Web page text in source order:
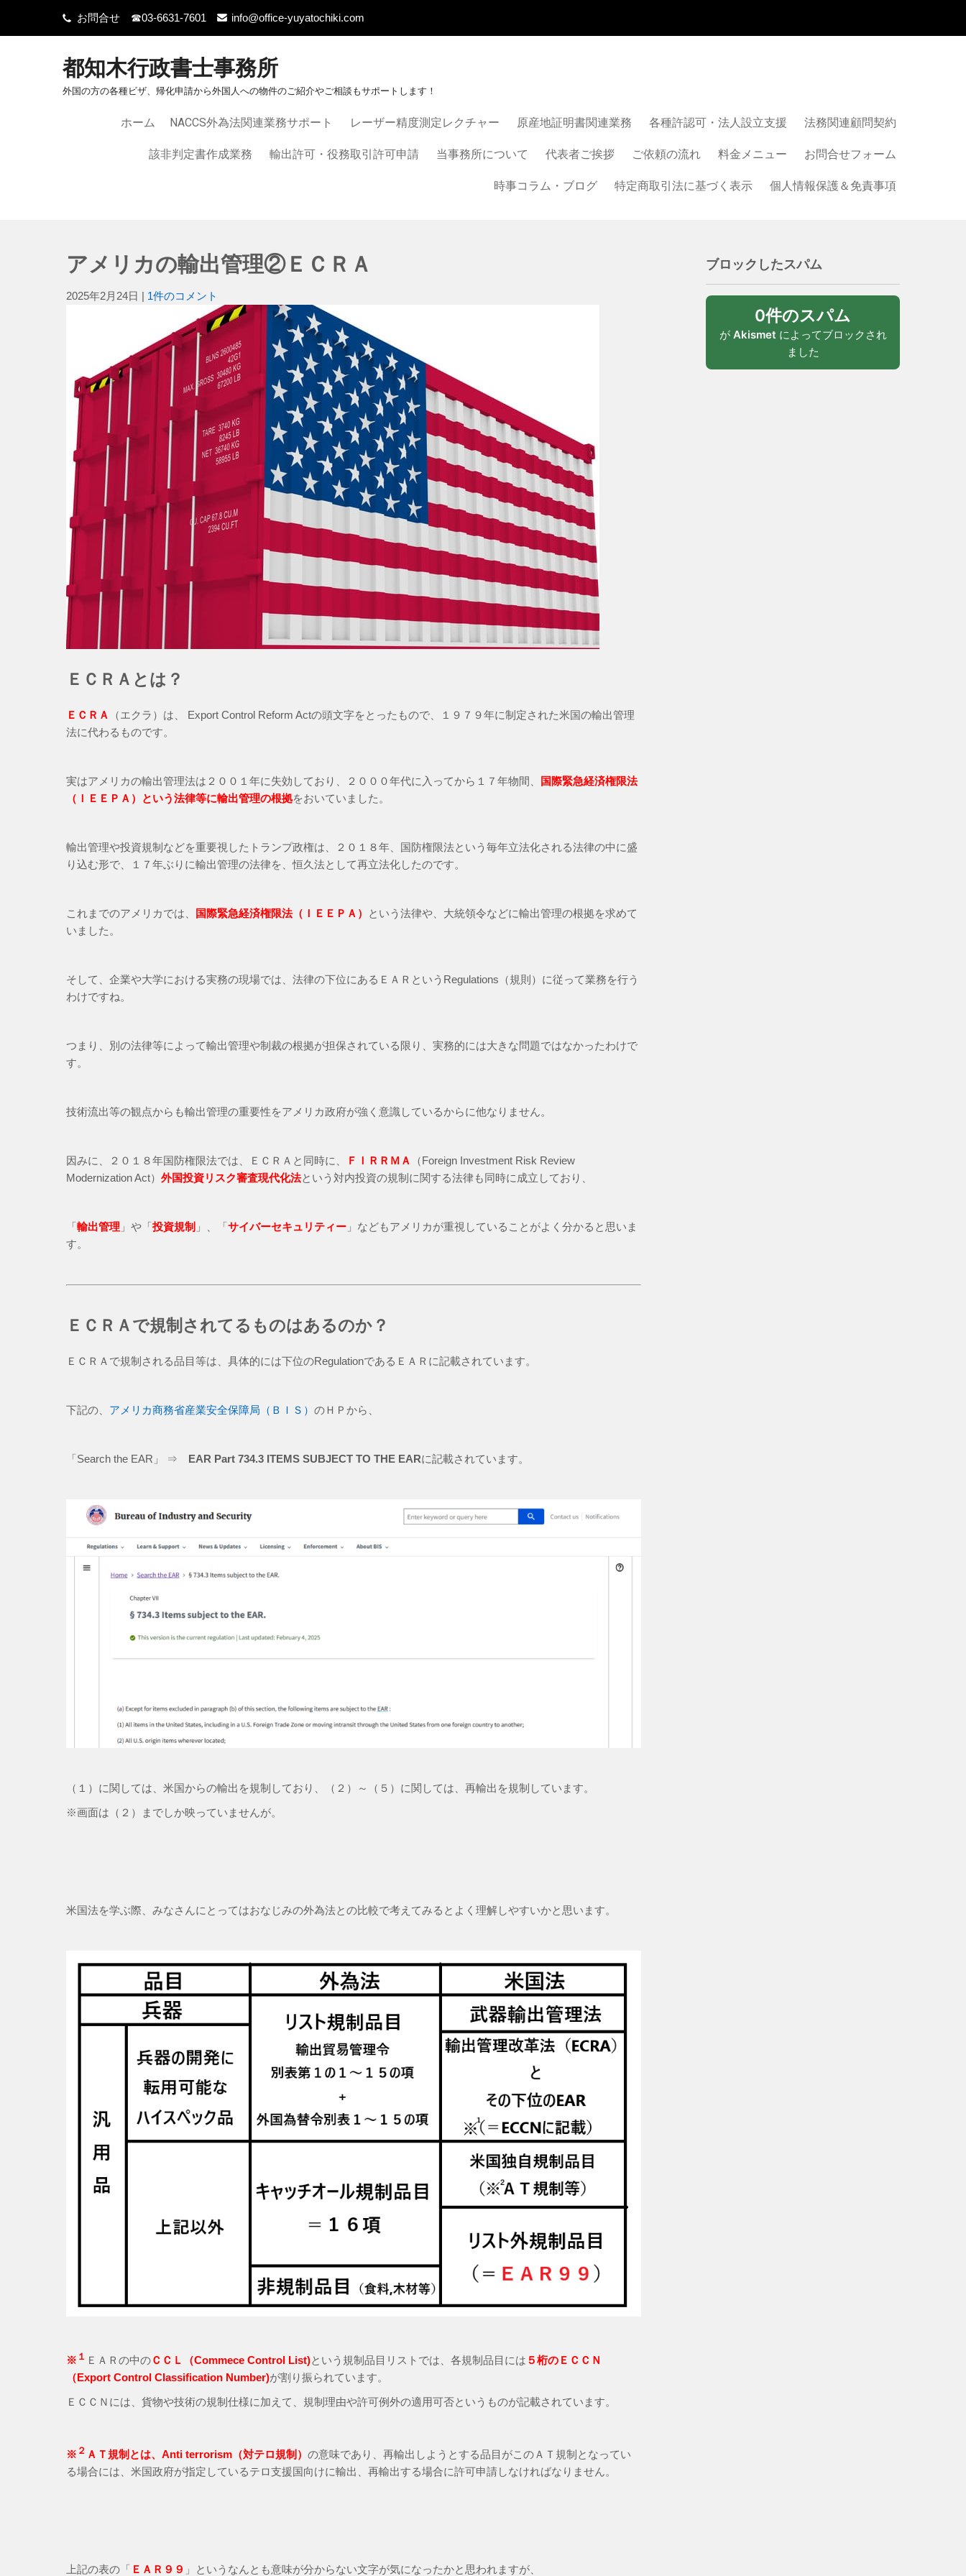
お問合せ ☎03-6631-7601 info@office-yuyatochiki.com
都知木行政書士事務所
外国の方の各種ビザ、帰化申請から外国人への物件のご紹介やご相談もサポートします！
ホーム NACCS外為法関連業務サポート レーザー精度測定レクチャー 原産地証明書関連業務 各種許認可・法人設立支援 法務関連顧問契約
該非判定書作成業務 輸出許可・役務取引許可申請 当事務所について 代表者ご挨拶 ご依頼の流れ 料金メニュー お問合せフォーム
時事コラム・ブログ 特定商取引法に基づく表示 個人情報保護＆免責事項
アメリカの輸出管理②ＥＣＲＡ
2025年2月24日 | 1件のコメント
ＥＣＲＡとは？
ＥＣＲＡ
（エクラ）は、 Export Control Reform Actの頭文字をとったもので、１９７９年に制定された米国の輸出管理
法に代わるものです。
実はアメリカの輸出管理法は２００１年に失効しており、２０００年代に入ってから１７年物間、
国際緊急経済権限法
（ＩＥＥＰＡ）という法律等に輸出管理の根拠をおいていました。
輸出管理や投資規制などを重要視したトランプ政権は、２０１８年、国防権限法という毎年立法化される法律の中に盛
り込む形で、１７年ぶりに輸出管理の法律を、恒久法として再立法化したのです。
これまでのアメリカでは、 国際緊急経済権限法（ＩＥＥＰＡ）
という法律や、大統領令などに輸出管理の根拠を求めて
いました。
そして、企業や大学における実務の現場では、法律の下位にあるＥＡＲというRegulations（規則）に従って業務を行う
わけですね。
つまり、別の法律等によって輸出管理や制裁の根拠が担保されている限り、実務的には大きな問題ではなかったわけで
す。
技術流出等の観点からも輸出管理の重要性をアメリカ政府が強く意識しているからに他なりません。
因みに、２０１８年国防権限法では、ＥＣＲＡと同時に、 ＦＩＲＲＭＡ
（Foreign Investment Risk Review
Modernization Act） 外国投資リスク審査現代化法という対内投資の規制に関する法律も同時に成立しており、
「輸出管理 」や「投資規制 」、「サイバーセキュリティー 」などもアメリカが重視していることがよく分かると思いま
す。
ＥＣＲＡで規制されてるものはあるのか？
ＥＣＲＡで規制される品目等は、具体的には下位のRegulationであるＥＡＲに記載されています。
下記の、 アメリカ商務省産業安全保障局（ＢＩＳ） のＨＰから、
「Search the EAR」 ⇒ EAR Part 734.3 ITEMS SUBJECT TO THE EARに記載されています。
（１）に関しては、米国からの輸出を規制しており、（２）～（５）に関しては、再輸出を規制しています。
※画面は（２）までしか映っていませんが。
米国法を学ぶ際、みなさんにとってはおなじみの外為法との比較で考えてみるとよく理解しやすいかと思います。
※ １ ＥＡＲの中のＣＣＬ（Commece Control List)という規制品⽬リストでは、各規制品⽬には ５桁のＥＣＣＮ
（Export Control Classification Number)が割り振られています。
ＥＣＣＮには、貨物や技術の規制仕様に加えて、規制理由や許可例外の適⽤可否というものが記載されています。
※ ２ ＡＴ規制とは、Anti terrorism（対テロ規制） の意味であり、再輸出しようとする品目がこのＡＴ規制となってい
る場合には、米国政府が指定しているテロ支援国向けに輸出、再輸出する場合に許可申請しなければなりません。
上記の表の「 ＥＡＲ９９ 」というなんとも意味が分からない文字が気になったかと思われますが、
ブロックしたスパム
0件のスパム
が Akismet によってブロックされ
ました